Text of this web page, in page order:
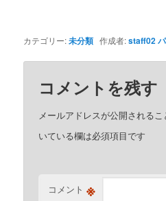
カテゴリー:未分類 作成者:staff02
コメントを残す
メールアドレスが公開されるこ
いている欄は必須項目です
コメント ※